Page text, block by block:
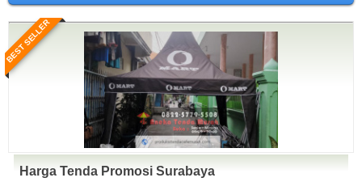
BEST SELLER
Harga Tenda Promosi Surabaya